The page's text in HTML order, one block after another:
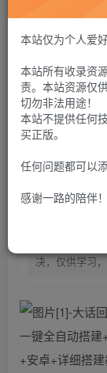
大话西游45
个人会
购买前请先看
点击查看
仅支持云服务
常进入游戏和
bug，若后面
决，仅供学习
付费资源
本站仅为个人爱
本站所有收录资
责。本站资源仅
切勿非法用途！
本站不提供任何
买正版。
任何问题都可以
感谢一路的陪伴！